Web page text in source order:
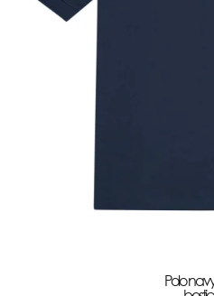
Polo